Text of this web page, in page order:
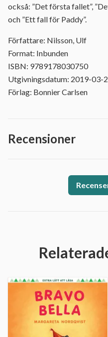
också: ”Det första fallet”,
och ”Ett fall för Paddy”.
Författare: Nilsson, Ulf
Format: Inbunden
ISBN: 9789178030750
Utgivningsdatum: 2019-03-
Förlag: Bonnier Carlsen
Recensioner